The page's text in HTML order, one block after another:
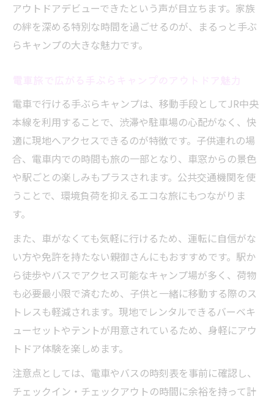
アウトドアデビューできたという声が目立ちます。家族
の絆を深める特別な時間を過ごせるのが、まるっと手ぶ
らキャンプの大きな魅力です。
電車で行ける手ぶらキャンプは、移動手段としてJR中央
本線を利用することで、渋滞や駐車場の心配がなく、快
適に現地へアクセスできるのが特徴です。子供連れの場
合、電車内での時間も旅の一部となり、車窓からの景色
や駅ごとの楽しみもプラスされます。公共交通機関を使
うことで、環境負荷を抑えるエコな旅にもつながりま
す。
また、車がなくても気軽に行けるため、運転に自信がな
い方や免許を持たない親御さんにもおすすめです。駅か
ら徒歩やバスでアクセス可能なキャンプ場が多く、荷物
も必要最小限で済むため、子供と一緒に移動する際のス
トレスも軽減されます。現地でレンタルできるバーベキ
ューセットやテントが用意されているため、身軽にアウ
トドア体験を楽しめます。
注意点としては、電車やバスの時刻表を事前に確認し、
チェックイン・チェックアウトの時間に余裕を持って計